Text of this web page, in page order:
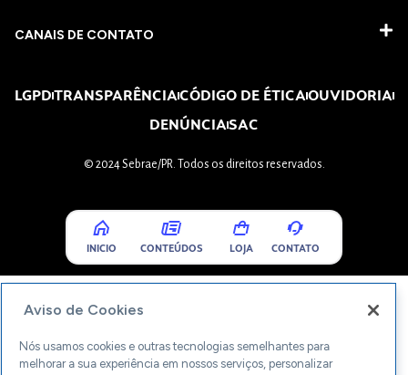
CANAIS DE CONTATO
LGPDTRANSPARÊNCIACÓDIGO DE ÉTICAOUVIDORIA
DENÚNCIASAC
© 2024 Sebrae/PR. Todos os direitos reservados.
INICIO CONTEÚDOS LOJA CONTATO
Aviso de Cookies
Nós usamos cookies e outras tecnologias semelhantes para
melhorar a sua experiência em nossos serviços, personalizar